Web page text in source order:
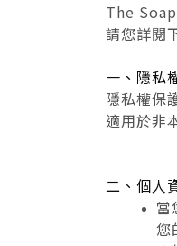
The
請您詳閱
一、隱私
隱私權保
適用於非
二、個人
當
您